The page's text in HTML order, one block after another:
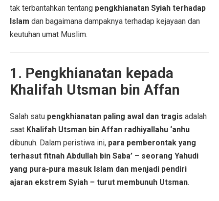
tak terbantahkan tentang pengkhianatan Syiah terhadap
Islam dan bagaimana dampaknya terhadap kejayaan dan
keutuhan umat Muslim.
1. Pengkhianatan kepada
Khalifah Utsman bin Affan
Salah satu pengkhianatan paling awal dan tragis adalah
saat Khalifah Utsman bin Affan radhiyallahu ‘anhu
dibunuh. Dalam peristiwa ini, para pemberontak yang
terhasut fitnah Abdullah bin Saba’ – seorang Yahudi
yang pura-pura masuk Islam dan menjadi pendiri
ajaran ekstrem Syiah – turut membunuh Utsman.